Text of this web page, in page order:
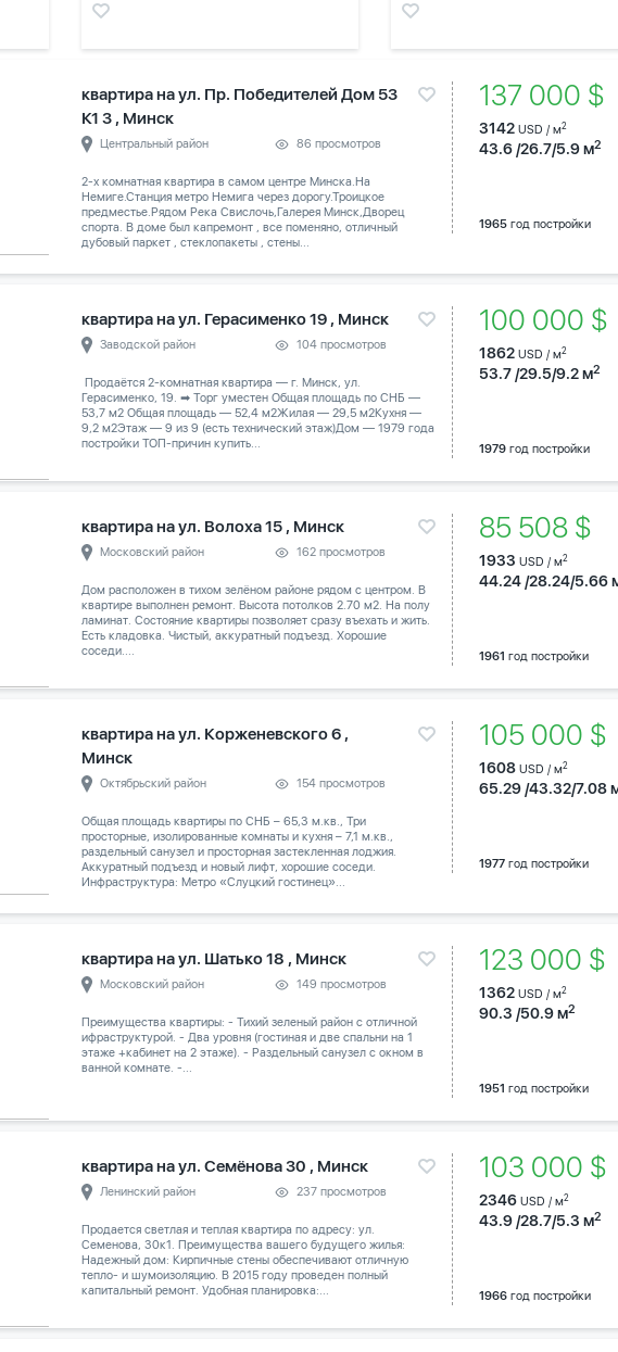
квартира на ул. Пр. Победителей Дом 53
К1 3 , Минск
Центральный район 86 просмотров
2-х комнатная квартира в самом центре Минска.На
Немиге.Станция метро Немига через дорогу.Троицкое
предместье.Рядом Река Свислочь,Галерея Минск,Дворец
спорта. В доме был капремонт , все поменяно, отличный
дубовый паркет , стеклопакеты , стены...
137 000 $
3142 USD / м2
43.6 /26.7/5.9 м2
1965год постройки
квартира на ул. Герасименко 19 , Минск
Заводской район 104 просмотров
️ Продаётся 2-комнатная квартира — г. Минск, ул.
Герасименко, 19. ➡ Торг уместен Общая площадь по СНБ —
53,7 м2 Общая площадь — 52,4 м2Жилая — 29,5 м2Кухня —
9,2 м2Этаж — 9 из 9 (есть технический этаж)Дом — 1979 года
постройки ТОП-причин купить...
100 000
1862 USD / м2
53.7 /29.5/9.2 м2
1979год постройки
квартира на ул. Волоха 15 , Минск
Московский район 162 просмотров
Дом расположен в тихом зелёном районе рядом с центром. В
квартире выполнен ремонт. Высота потолков 2.70 м2. На полу
ламинат. Состояние квартиры позволяет сразу въехать и жить.
Есть кладовка. Чистый, аккуратный подъезд. Хорошие
соседи....
85 508 $
1933 USD / м2
44.24 /28.24/5.66
1961 год постройки
квартира на ул. Корженевского 6 ,
Минск
Октябрьский район 154 просмотров
Общая площадь квартиры по СНБ – 65,3 м.кв., Три
просторные, изолированные комнаты и кухня – 7,1 м.кв.,
раздельный санузел и просторная застекленная лоджия.
Аккуратный подъезд и новый лифт, хорошие соседи.
Инфраструктура: Метро «Слуцкий гостинец»...
105 000 $
1608 USD / м2
65.29 /43.32/7.08
1977год постройки
квартира на ул. Шатько 18 , Минск
Московский район 149 просмотров
Преимущества квартиры: - Тихий зеленый район с отличной
ифраструктурой. - Два уровня (гостиная и две спальни на 1
этаже +кабинет на 2 этаже). - Раздельный санузел с окном в
ванной комнате. -...
123 000 $
1362 USD / м2
90.3 /50.9 м2
1951 год постройки
квартира на ул. Семёнова 30 , Минск
Ленинский район 237 просмотров
Продается светлая и теплая квартира по адресу: ул.
Семенова, 30к1. Преимущества вашего будущего жилья:
Надежный дом: Кирпичные стены обеспечивают отличную
тепло- и шумоизоляцию. В 2015 году проведен полный
капитальный ремонт. Удобная планировка:...
103 000 $
2346 USD / м2
43.9 /28.7/5.3 м2
1966год постройки